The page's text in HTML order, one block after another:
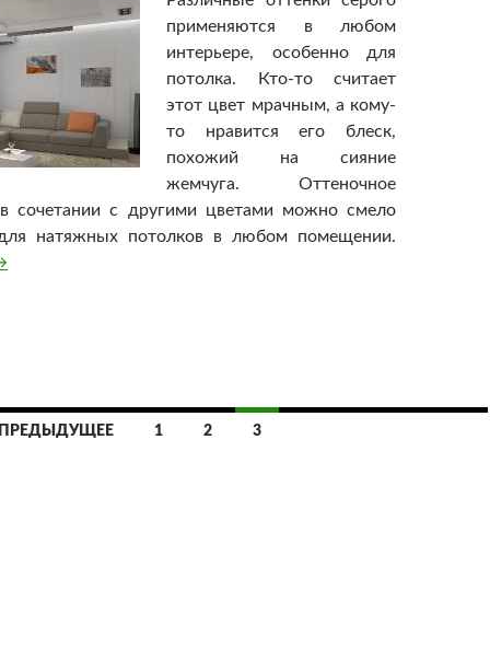
применяются в любом
интерьере, особенно для
потолка. Кто-то считает
этот цвет мрачным, а кому-
то нравится его блеск,
похожий на сияние
жемчуга. Оттеночное
в сочетании с другими цветами можно смело
для натяжных потолков в любом помещении.
потолок серого цвета — идеальный вариант для
1 2 3